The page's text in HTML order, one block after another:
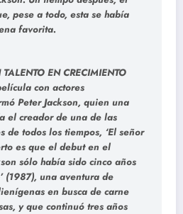
pese a todo, esta se había
favorita.
EN CRECIMIENTO
con actores
Peter Jackson, quien una
el creador de una de las
de todos los tiempos, ‘El señor
es que el debut en el
sólo había sido cinco años
(1987), una aventura de
en busca de carne
y que continuó tres años